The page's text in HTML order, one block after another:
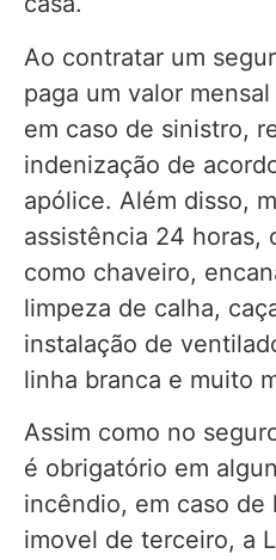
Ao contratar um
paga um valor
em caso de sinistro,
indenização de
apólice. Além disso,
assistência 24 horas,
como chaveiro,
limpeza de calha,
instalação de
linha branca e muito
Assim como no
é obrigatório em
incêndio, em caso de
imovel de terceiro, a